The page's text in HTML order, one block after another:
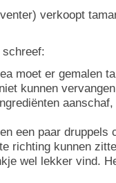
verkoopt
schreef:
moet er gemalen
kunnen
een paar druppels
richting kunnen
wel lekker vind.